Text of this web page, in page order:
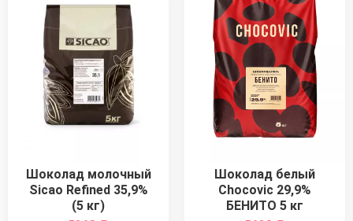
Шоколад молочный
Sicao Refined 35,9%
(5 кг)
Шоколад белый
Chocovic 29,9%
БЕНИТО 5 кг